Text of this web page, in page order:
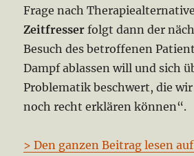
Frage nach
Zeitfresserfolgt dann der
Besuch des betroffenen
Dampf ablassen will und sich
Problematik beschwert, die
noch recht erklären können“.
> Den ganzen Beitrag lesen